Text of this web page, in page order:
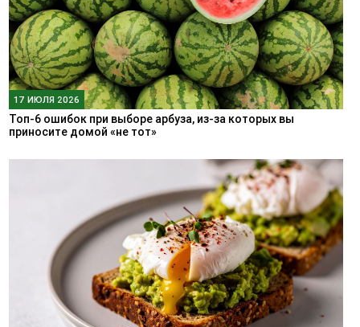
17 ИЮЛЯ 2026
Топ-6 ошибок при выборе арбуза, из-за которых вы
приносите домой «не тот»